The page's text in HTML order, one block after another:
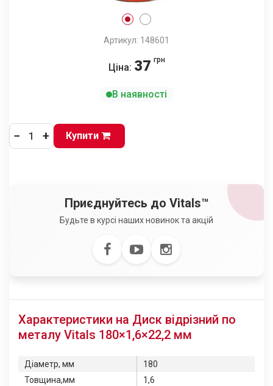
Артикул: 148601
Ціна: 37 грн
В наявності
− + Купити
Приєднуйтесь до Vitals™
Будьте в курсі наших новинок та акцій
Характеристики на Диск відрізний по
металу Vitals 180×1,6×22,2 мм
Діаметр, мм
180
Товщина,мм
1,6